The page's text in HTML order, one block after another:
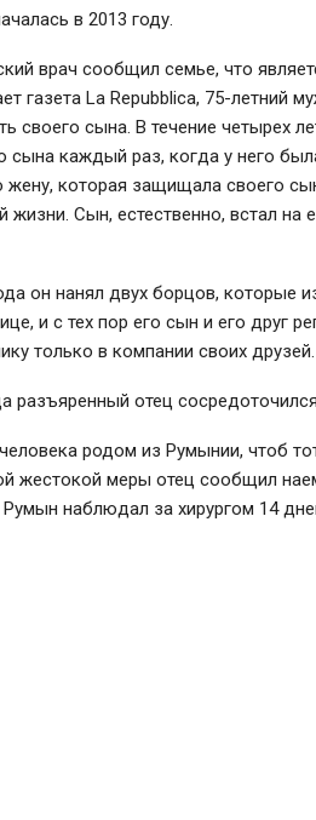
в 2013 году.
врач сообщил семье, что
газета La Repubblica, 75-летний
своего сына. В течение четырех
сына каждый раз, когда у него
которая защищала своего
жизни. Сын, естественно, встал на
он нанял двух борцов, которые
и с тех пор его сын и его друг
только в компании своих друзей.
разъяренный отец
родом из Румынии, чтоб
жестокой меры отец сообщил
наблюдал за хирургом 14